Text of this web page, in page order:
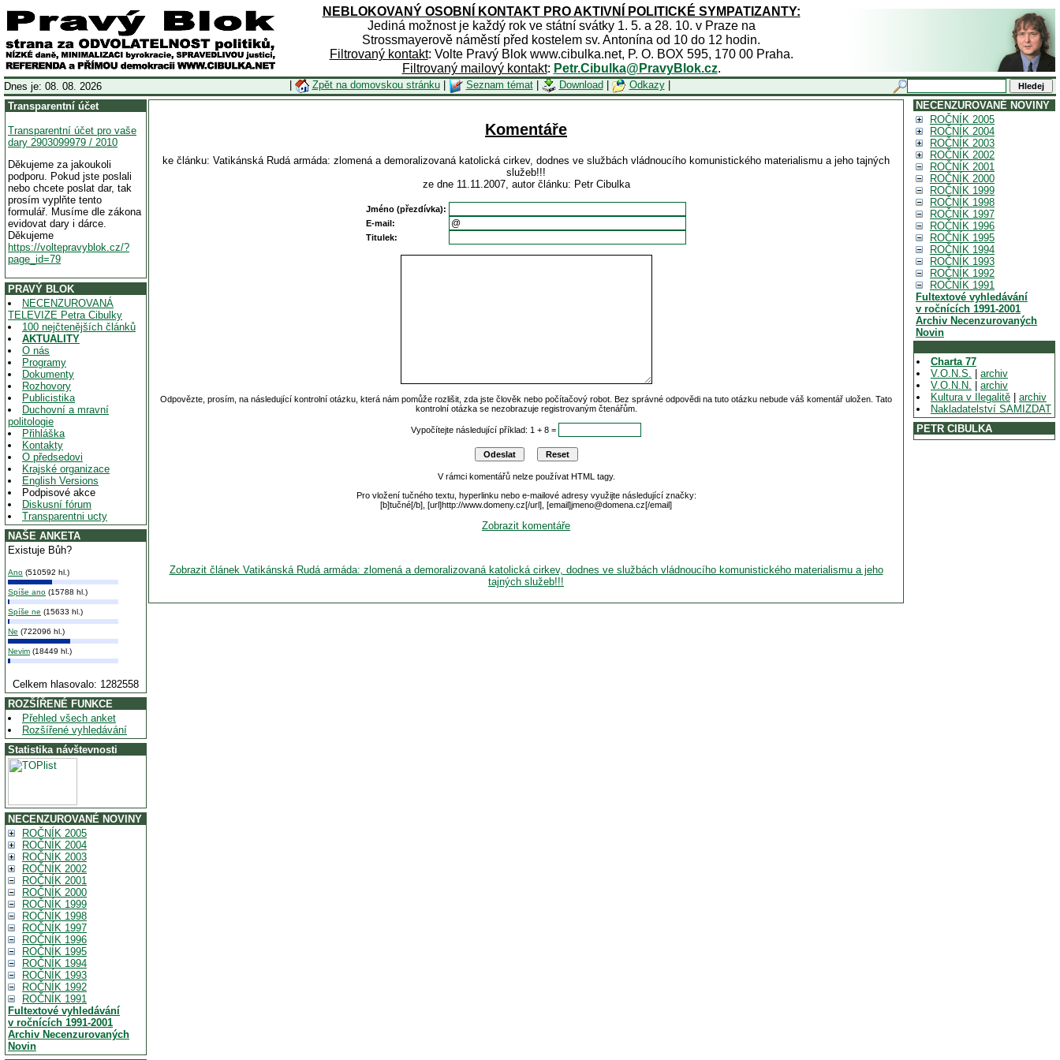
NEBLOKOVANÝ OSOBNÍ KONTAKT PRO AKTIVNÍ POLITICKÉ SYMPATIZANTY:
Jediná možnost je každý rok ve státní svátky 1. 5. a 28. 10. v Praze na
Strossmayerově náměstí před kostelem sv. Antonína od 10 do 12 hodin.
Filtrovaný kontakt: Volte Pravý Blok www.cibulka.net, P. O. BOX 595, 170 00 Praha.
Filtrovaný mailový kontakt: Petr.Cibulka@PravyBlok.cz.
Dnes je: 08. 08. 2026 Zpět na domovskou stránku| Seznam témat| Download Odkazy|
Transparentní účet
Transparentní účet pro vaše
dary 2903099979 / 2010
Děkujeme za jakoukoli
podporu. Pokud jste poslali
nebo chcete poslat dar, tak
prosím vyplňte tento
formulář. Musíme dle zákona
evidovat dary i dárce.
Děkujeme
https://voltepravyblok.cz/?
page_id=79
PRAVÝ BLOK
NECENZUROVANÁ
TELEVIZE Petra Cibulky
100 nejčtenějších článků
AKTUALITY
O nás
Programy
Dokumenty
Rozhovory
Publicistika
Duchovní a mravní
politologie
Přihláška
Kontakty
O předsedovi
Krajské organizace
English Versions
Podpisové akce
Diskusní fórum
Transparentni ucty
NAŠE ANKETA
Existuje Bůh?
Ano (510592 hl.)
Spíše ano (15788 hl.)
Spíše ne (15633 hl.)
Ne (722096 hl.)
Nevim (18449 hl.)
Celkem hlasovalo: 1282558
ROZŠÍŘENÉ FUNKCE
Přehled všech anket
Rozšířené vyhledávání
Statistika návštevnosti
NECENZUROVANÉ NOVINY
ROČNÍK 2005
ROČNÍK 2004
ROČNÍK 2003
ROČNÍK 2002
ROČNÍK 2001
ROČNÍK 2000
ROČNÍK 1999
ROČNÍK 1998
ROČNÍK 1997
ROČNÍK 1996
ROČNÍK 1995
ROČNÍK 1994
ROČNÍK 1993
ROČNÍK 1992
ROČNÍK 1991
Fultextové vyhledávání
v ročnících 1991-2001
Archiv Necenzurovaných
Novin
Komentáře
ke článku: Vatikánská Rudá armáda: zlomená a demoralizovaná katolická cirkev, dodnes ve službách vládnoucího komunistického materialismu a jeho tajných
služeb!!!
ze dne 11.11.2007, autor článku: Petr Cibulka
Jméno (přezdívka):
E-mail:
Titulek:
Odpovězte, prosím, na následující kontrolní otázku, která nám pomůže rozlišit, zda jste člověk nebo počítačový robot. Bez správné odpovědi na tuto otázku nebude váš komentář uložen. Tato
kontrolní otázka se nezobrazuje registrovaným čtenářům.
Vypočítejte následující příklad: 1 + 8 =
V rámci komentářů nelze používat HTML tagy.
Pro vložení tučného textu, hyperlinku nebo e-mailové adresy využijte následující značky:
[b]tučné[/b], [url]http://www.domeny.cz[/url], [email]jmeno@domena.cz[/email]
Zobrazit komentáře
Zobrazit článek Vatikánská Rudá armáda: zlomená a demoralizovaná katolická cirkev, dodnes ve službách vládnoucího komunistického materialismu a jeho
tajných služeb!!!
NECENZUROVANÉ NOVINY
ROČNÍK 2005
ROČNÍK 2004
ROČNÍK 2003
ROČNÍK 2002
ROČNÍK 2001
ROČNÍK 2000
ROČNÍK 1999
ROČNÍK 1998
ROČNÍK 1997
ROČNÍK 1996
ROČNÍK 1995
ROČNÍK 1994
ROČNÍK 1993
ROČNÍK 1992
ROČNÍK 1991
Fultextové vyhledávání
v ročnících 1991-2001
Archiv Necenzurovaných
Novin
Charta 77
V.O.N.S.
archiv
V.O.N.N.
archiv
Kultura v Ilegalitě
archiv
Nakladatelství SAMIZDAT
PETR CIBULKA